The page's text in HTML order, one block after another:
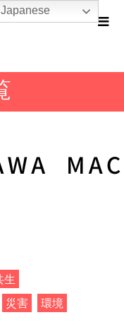
生
災害
環境
Japanese